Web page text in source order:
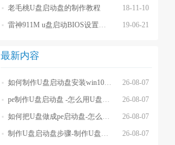
18-11-10
老毛桃U盘启动盘的制作教程
19-06-21
雷神911M u盘启动BIOS设置教程
最新内容
26-08-07
如何制作U盘启动盘安装win10系统-怎么制作U盘启动盘安装win10系
26-08-07
pe制作U盘启动盘 -怎么用U盘制作pe系统启动盘
26-08-07
如何把U盘做成pe启动盘-怎么把U盘做成pe启动盘
26-08-07
制作U盘启动盘步骤-制作U盘启动盘详细方法